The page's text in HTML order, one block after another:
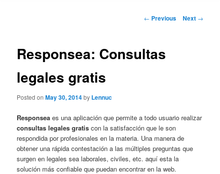
Post
← Previous Next →
Responsea: Consultas
legales gratis
Posted onMay 30, 2014by Lennuc
Responsea es una aplicación que permite a todo usuario realizar
consultas legales gratis con la satisfacción que le son
respondida por profesionales en la materia. Una manera de
obtener una rápida contestación a las múltiples preguntas que
surgen en legales sea laborales, civiles, etc. aquí esta la
solución más confiable que puedan encontrar en la web.